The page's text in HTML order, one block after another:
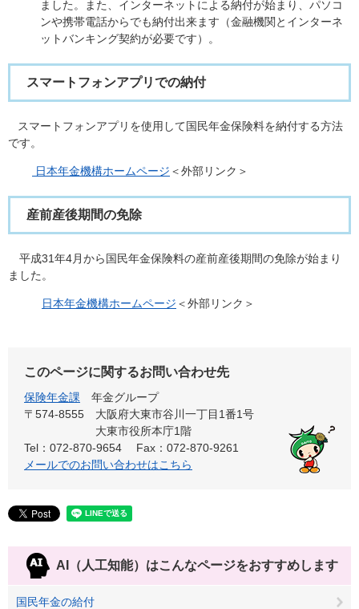
ました。また、インターネットによる納付が始まり、パソコ
ンや携帯電話からでも納付出来ます（金融機関とインターネ
ットバンキング契約が必要です）。
スマートフォンアプリでの納付
スマートフォンアプリを使用して国民年金保険料を納付する方法
です。
日本年金機構ホームページ ＜外部リンク＞
産前産後期間の免除
平成31年4月から国民年金保険料の産前産後期間の免除が始まり
ました。
日本年金機構ホームページ ＜外部リンク＞
このページに関するお問い合わせ先
保険年金課
年金グループ
〒574-8555
大阪府大東市谷川一丁目1番1号
大東市役所本庁1階
Tel：072-870-9654
Fax：072-870-9261
メールでのお問い合わせはこちら
AI（人工知能）はこんなページをおすすめします
国民年金の給付